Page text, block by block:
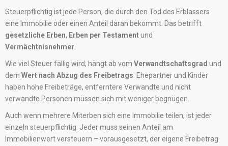
Steuerpflichtig ist jede Person, die durch den Tod des Erblassers
eine Immobilie oder einen Anteil daran bekommt. Das betrifft
gesetzliche Erben, Erben per Testamentund
Vermächtnisnehmer
Wie viel Steuer fällig wird, hängt ab vom Verwandtschaftsgrad und
dem Wert nach Abzug des Freibetrags . Ehepartner und Kinder
haben hohe Freibeträge, entferntere Verwandte und nicht
verwandte Personen müssen sich mit weniger begnügen.
Auch wenn mehrere Miterben sich eine Immobilie teilen, ist jeder
einzeln steuerpflichtig. Jeder muss seinen Anteil am
Immobilienwert versteuern – vorausgesetzt, der eigene Freibetrag